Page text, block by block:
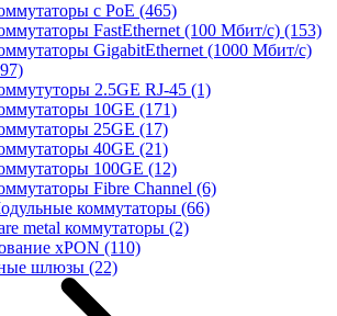
с PoE (465)
FastEthernet (100 Мбит/с) (153)
GigabitEthernet (1000 Мбит/с)
2.5GE RJ-45 (1)
10GE (171)
25GE (17)
40GE (21)
100GE (12)
Fibre Channel (6)
коммутаторы (66)
metal коммутаторы (2)
xPON (110)
шлюзы (22)